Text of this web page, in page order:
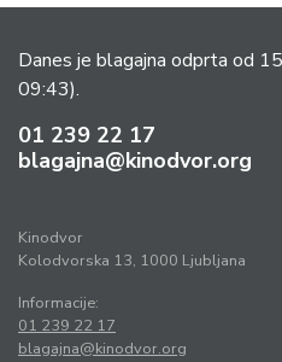
Danes je blagajna odprta od
09:43).
01 239 22 17
blagajna@kinodvor.org
Kinodvor
Kolodvorska 13, 1000 Ljubljana
Informacije:
01 239 22 17
blagajna@kinodvor.org